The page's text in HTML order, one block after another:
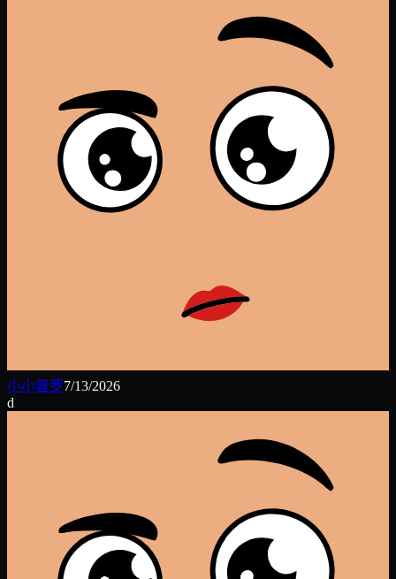
小小普罗7/13/2026
d